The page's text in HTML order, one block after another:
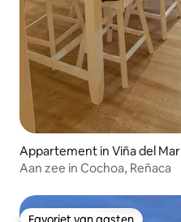
Appartement in Viña del Mar
Aan zee in Cochoa, Reñaca